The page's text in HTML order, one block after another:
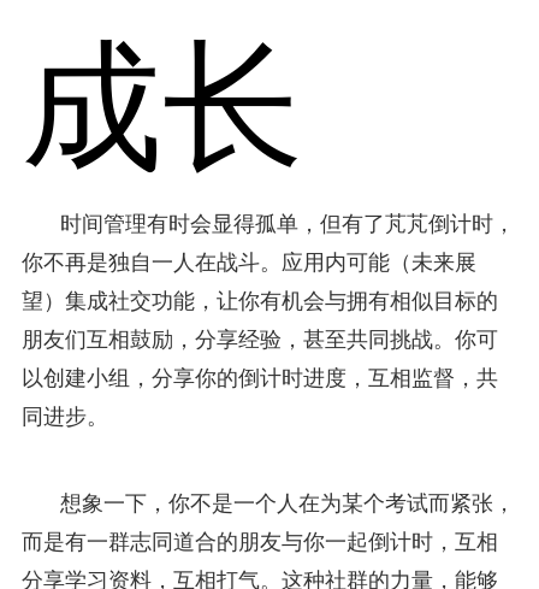
成长
时间管理有时会显得孤单，但有了芃芃倒计时，
你不再是独自一人在战斗。应用内可能（未来展
望）集成社交功能，让你有机会与拥有相似目标的
朋友们互相鼓励，分享经验，甚至共同挑战。你可
以创建小组，分享你的倒计时进度，互相监督，共
同进步。
想象一下，你不是一个人在为某个考试而紧张，
而是有一群志同道合的朋友与你一起倒计时，互相
分享学习资料，互相打气。这种社群的力量，能够